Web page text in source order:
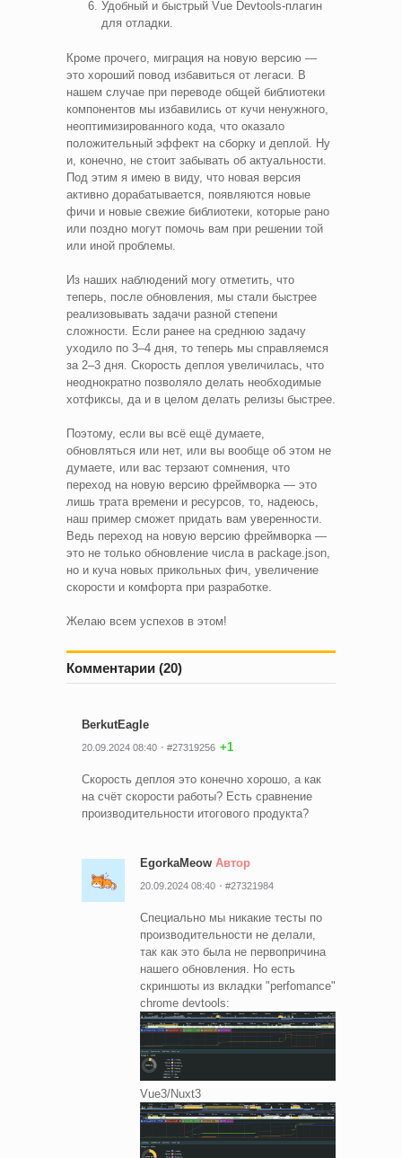
Удобный и быстрый Vue Devtools-плагин
для отладки.
Кроме прочего, миграция на новую версию —
это хороший повод избавиться от легаси. В
нашем случае при переводе общей библиотеки
компонентов мы избавились от кучи ненужного,
неоптимизированного кода, что оказало
положительный эффект на сборку и деплой. Ну
и, конечно, не стоит забывать об актуальности.
Под этим я имею в виду, что новая версия
активно дорабатывается, появляются новые
фичи и новые свежие библиотеки, которые рано
или поздно могут помочь вам при решении той
или иной проблемы.
Из наших наблюдений могу отметить, что
теперь, после обновления, мы стали быстрее
реализовывать задачи разной степени
сложности. Если ранее на среднюю задачу
уходило по 3–4 дня, то теперь мы справляемся
за 2–3 дня. Скорость деплоя увеличилась, что
неоднократно позволяло делать необходимые
хотфиксы, да и в целом делать релизы быстрее.
Поэтому, если вы всё ещё думаете,
обновляться или нет, или вы вообще об этом не
думаете, или вас терзают сомнения, что
переход на новую версию фреймворка — это
лишь трата времени и ресурсов, то, надеюсь,
наш пример сможет придать вам уверенности.
Ведь переход на новую версию фреймворка —
это не только обновление числа в package.json,
но и куча новых прикольных фич, увеличение
скорости и комфорта при разработке.
Желаю всем успехов в этом!
Комментарии (20)
BerkutEagle
20.09.2024 08:40 #27319256 +1
Скорость деплоя это конечно хорошо, а как
на счёт скорости работы? Есть сравнение
производительности итогового продукта?
EgorkaMeow Автор
20.09.2024 08:40 #27321984
Специально мы никакие тесты по
производительности не делали,
так как это была не первопричина
нашего обновления. Но есть
скриншоты из вкладки "perfomance"
chrome devtools:
Vue3/Nuxt3